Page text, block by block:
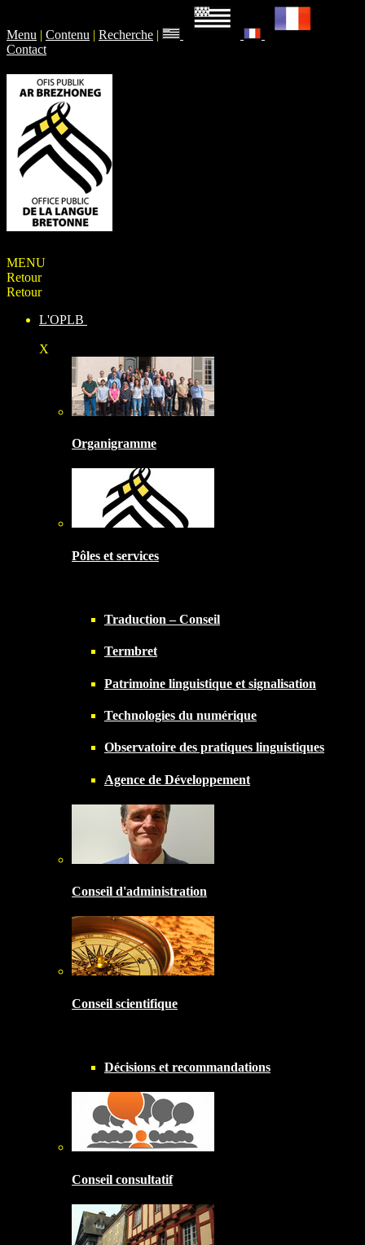
Menu | Contenu | Recherche |
Contact
MENU
Retour
Retour
L'OPLB
X
Organigramme
Pôles et services
Traduction – Conseil
Termbret
Patrimoine linguistique et signalisation
Technologies du numérique
Observatoire des pratiques linguistiques
Agence de Développement
Conseil d'administration
Conseil scientifique
Décisions et recommandations
Conseil consultatif